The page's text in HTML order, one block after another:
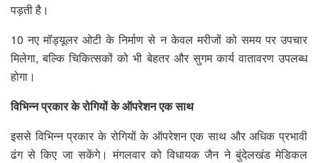
पड़ती है।
10 नए मॉड्यूलर ओटी के निर्माण से न केवल मरीजों को समय पर उपचार
मिलेगा, बल्कि चिकित्सकों को भी बेहतर और सुगम कार्य वातावरण उपलब्ध
होगा।
विभिन्न प्रकार के रोगियों के ऑपरेशन एक साथ
इससे विभिन्न प्रकार के रोगियों के ऑपरेशन एक साथ और अधिक प्रभावी
ढंग से किए जा सकेंगे। मंगलवार को विधायक जैन ने बुंदेलखंड मेडिकल